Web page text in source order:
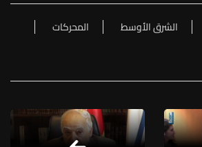
الشرق الأوسط
المحركات